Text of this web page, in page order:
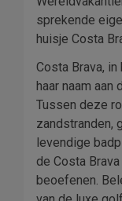
sprekende
huisje Costa
Costa Brava,
haar naam
Tussen deze
zandstranden,
levendige
de Costa
beoefenen.